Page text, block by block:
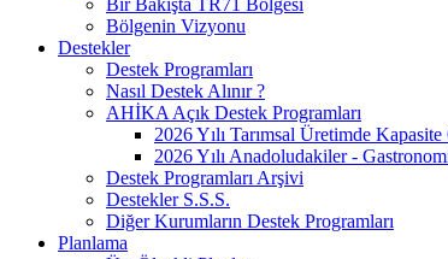
Bir Bakışta TR71 Bölgesi
Bölgenin Vizyonu
Destekler
Destek Programları
Nasıl Destek Alınır ?
AHİKA Açık Destek Programları
2026 Yılı Tarımsal Üretimde
2026 Yılı Anadoludakiler -
Destek Programları Arşivi
Destekler S.S.S.
Diğer Kurumların Destek Programları
Planlama